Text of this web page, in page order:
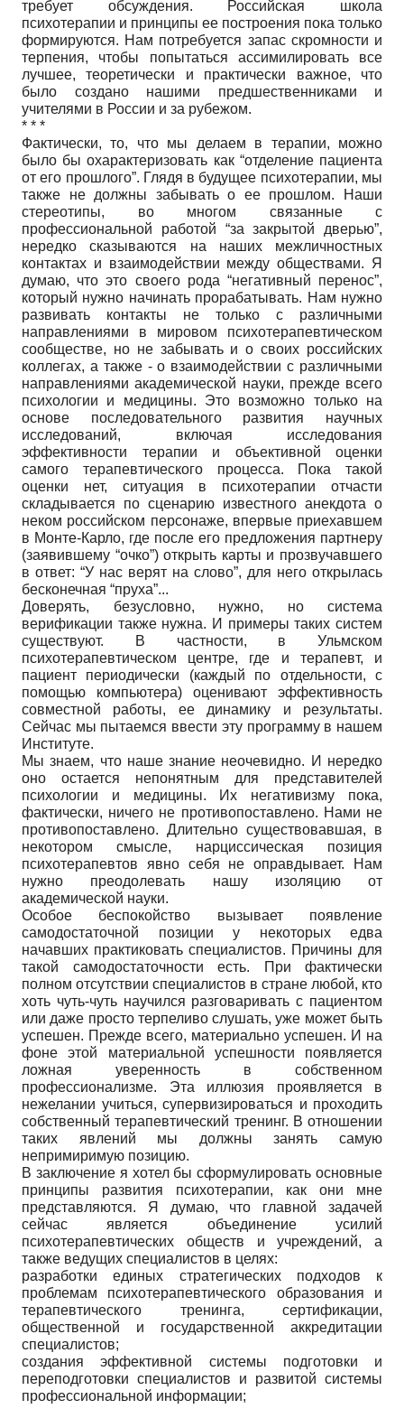
требует обсуждения. Российская школа
психотерапии и принципы ее построения пока только
формируются. Нам потребуется запас скромности и
терпения, чтобы попытаться ассимилировать все
лучшее, теоретически и практически важное, что
было создано нашими предшественниками и
учителями в России и за рубежом.
* * *
Фактически, то, что мы делаем в терапии, можно
было бы охарактеризовать как “отделение пациента
от его прошлого”. Глядя в будущее психотерапии, мы
также не должны забывать о ее прошлом. Наши
стереотипы, во многом связанные с
профессиональной работой “за закрытой дверью”,
нередко сказываются на наших межличностных
контактах и взаимодействии между обществами. Я
думаю, что это своего рода “негативный перенос”,
который нужно начинать прорабатывать. Нам нужно
развивать контакты не только с различными
направлениями в мировом психотерапевтическом
сообществе, но не забывать и о своих российских
коллегах, а также - о взаимодействии с различными
направлениями академической науки, прежде всего
психологии и медицины. Это возможно только на
основе последовательного развития научных
исследований, включая исследования
эффективности терапии и объективной оценки
самого терапевтического процесса. Пока такой
оценки нет, ситуация в психотерапии отчасти
складывается по сценарию известного анекдота о
неком российском персонаже, впервые приехавшем
в Монте-Карло, где после его предложения партнеру
(заявившему “очко”) открыть карты и прозвучавшего
в ответ: “У нас верят на слово”, для него открылась
бесконечная “пруха”...
Доверять, безусловно, нужно, но система
верификации также нужна. И примеры таких систем
существуют. В частности, в Ульмском
психотерапевтическом центре, где и терапевт, и
пациент периодически (каждый по отдельности, с
помощью компьютера) оценивают эффективность
совместной работы, ее динамику и результаты.
Сейчас мы пытаемся ввести эту программу в нашем
Институте.
Мы знаем, что наше знание неочевидно. И нередко
оно остается непонятным для представителей
психологии и медицины. Их негативизму пока,
фактически, ничего не противопоставлено. Нами не
противопоставлено. Длительно существовавшая, в
некотором смысле, нарциссическая позиция
психотерапевтов явно себя не оправдывает. Нам
нужно преодолевать нашу изоляцию от
академической науки.
Особое беспокойство вызывает появление
самодостаточной позиции у некоторых едва
начавших практиковать специалистов. Причины для
такой самодостаточности есть. При фактически
полном отсутствии специалистов в стране любой, кто
хоть чуть-чуть научился разговаривать с пациентом
или даже просто терпеливо слушать, уже может быть
успешен. Прежде всего, материально успешен. И на
фоне этой материальной успешности появляется
ложная уверенность в собственном
профессионализме. Эта иллюзия проявляется в
нежелании учиться, супервизироваться и проходить
собственный терапевтический тренинг. В отношении
таких явлений мы должны занять самую
непримиримую позицию.
В заключение я хотел бы сформулировать основные
принципы развития психотерапии, как они мне
представляются. Я думаю, что главной задачей
сейчас является объединение усилий
психотерапевтических обществ и учреждений, а
также ведущих специалистов в целях:
разработки единых стратегических подходов к
проблемам психотерапевтического образования и
терапевтического тренинга, сертификации,
общественной и государственной аккредитации
специалистов;
создания эффективной системы подготовки и
переподготовки специалистов и развитой системы
профессиональной информации;